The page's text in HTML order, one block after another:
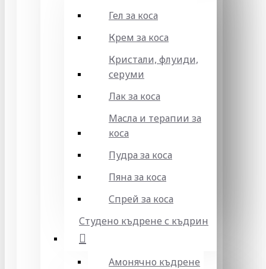
Гел за коса
Крем за коса
Кристали, флуиди,
серуми
Лак за коса
Масла и терапии за
коса
Пудра за коса
Пяна за коса
Спрей за коса
Студено къдрене с къдрин
Амонячно къдрене